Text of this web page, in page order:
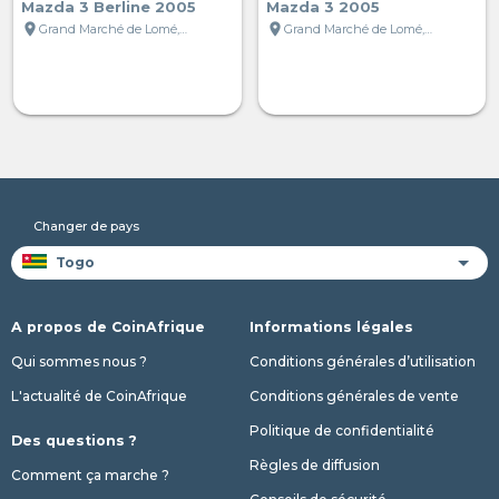
Mazda 3 Berline 2005
location_on
Grand Marché de Lomé, Lomé, Togo
Mazda 3 2005
location_on
Grand Marché de Lomé, Lomé, Togo
Changer de pays
A propos de CoinAfrique
Qui sommes nous ?
L'actualité de CoinAfrique
Des questions ?
Comment ça marche ?
Informations légales
Conditions générales d’utilisation
Conditions générales de vente
Politique de confidentialité
Règles de diffusion